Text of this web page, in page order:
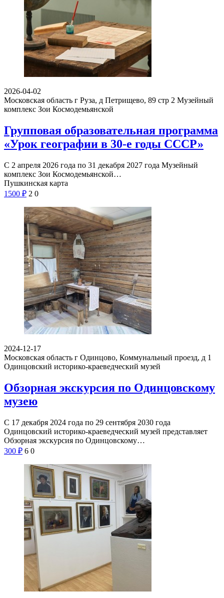
2026-04-02
Московская область г Руза, д Петрищево, 89 стр 2 Музейный
комплекс Зои Космодемьянской
Групповая образовательная программа
«Урок географии в 30-е годы СССР»
С 2 апреля 2026 года по 31 декабря 2027 года Музейный
комплекс Зои Космодемьянской…
Пушкинская карта
1500 ₽ 2 0
2024-12-17
Московская область г Одинцово, Коммунальный проезд, д 1
Одинцовский историко-краеведческий музей
Обзорная экскурсия по Одинцовскому
музею
С 17 декабря 2024 года по 29 сентября 2030 года
Одинцовский историко-краеведческий музей представляет
Обзорная экскурсия по Одинцовскому…
300 ₽ 6 0